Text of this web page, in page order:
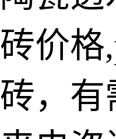
砖价格
砖，有
仿石透水砖
承重仿石砖
细面透水砖